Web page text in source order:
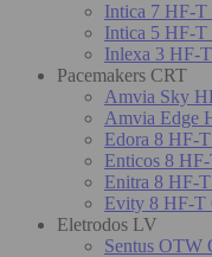
Intica 7 HF-
Intica 5 HF-
Inlexa 3 HF-
Pacemakers CRT
Amvia Sky
Amvia Edge
Edora 8 HF-
Enticos 8
Enitra 8 HF-
Evity 8 HF-T
Eletrodos LV
Sentus OTW